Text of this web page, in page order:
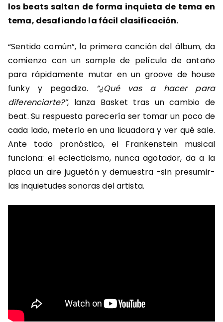
los beats saltan de forma inquieta de tema en
tema, desafiando la fácil clasificación.
“Sentido común”, la primera canción del álbum, da
comienzo con un sample de película de antaño
para rápidamente mutar en un groove de house
funky y pegadizo. “¿Qué vas a hacer para
diferenciarte?”, lanza Basket tras un cambio de
beat. Su respuesta parecería ser tomar un poco de
cada lado, meterlo en una licuadora y ver qué sale.
Ante todo pronóstico, el Frankenstein musical
funciona: el eclecticismo, nunca agotador, da a la
placa un aire juguetón y demuestra -sin presumir-
las inquietudes sonoras del artista.